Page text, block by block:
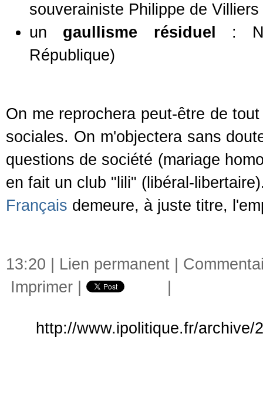
souverainiste Philippe de Villiers
un gaullisme résiduel
:
République)
On me reprochera peut-être de
sociales. On m'objectera sans
questions de société (mariage
en fait un club "lili" (libéral-
Français demeure, à juste titre,
13:20 | Lien permanent
Imprimer
http://www.ipolitique.fr/